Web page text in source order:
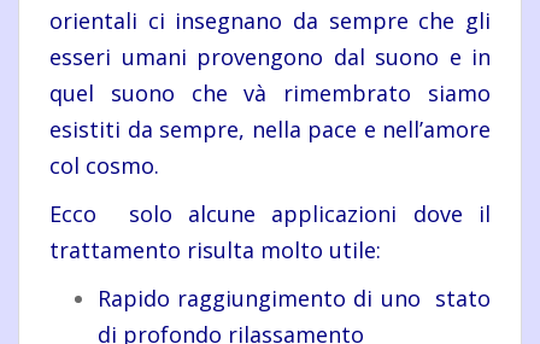
orientali ci insegnano da sempre che gli
esseri umani provengono dal suono e in
quel suono che và rimembrato siamo
esistiti da sempre, nella pace e nell’amore
col cosmo.
Ecco solo alcune applicazioni dove il
trattamento risulta molto utile:
Rapido raggiungimento di uno stato
di profondo rilassamento